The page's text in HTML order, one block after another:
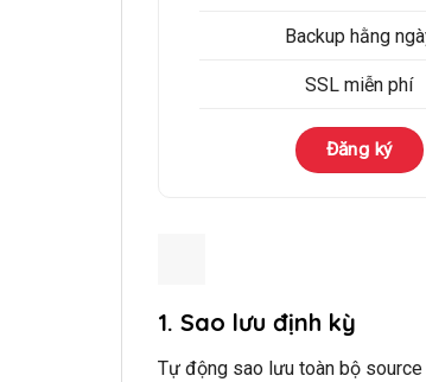
Backup hằng
SSL miễn phí
Đăng ký
1. Sao lưu định kỳ
Tự động sao lưu toàn bộ source